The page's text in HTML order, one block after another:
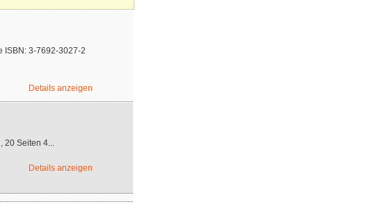
ISBN: 3-7692-3027-2
Details anzeigen
20 Seiten 4...
Details anzeigen